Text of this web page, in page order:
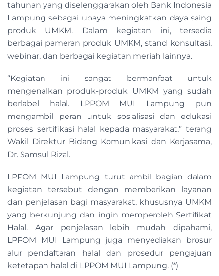
tahunan yang diselenggarakan oleh Bank Indonesia
Lampung sebagai upaya meningkatkan daya saing
produk UMKM. Dalam kegiatan ini, tersedia
berbagai pameran produk UMKM, stand konsultasi,
webinar, dan berbagai kegiatan meriah lainnya.
“Kegiatan ini sangat bermanfaat untuk
mengenalkan produk-produk UMKM yang sudah
berlabel halal. LPPOM MUI Lampung pun
mengambil peran untuk sosialisasi dan edukasi
proses sertifikasi halal kepada masyarakat,” terang
Wakil Direktur Bidang Komunikasi dan Kerjasama,
Dr. Samsul Rizal.
LPPOM MUI Lampung turut ambil bagian dalam
kegiatan tersebut dengan memberikan layanan
dan penjelasan bagi masyarakat, khususnya UMKM
yang berkunjung dan ingin memperoleh Sertifikat
Halal. Agar penjelasan lebih mudah dipahami,
LPPOM MUI Lampung juga menyediakan brosur
alur pendaftaran halal dan prosedur pengajuan
ketetapan halal di LPPOM MUI Lampung. (*)